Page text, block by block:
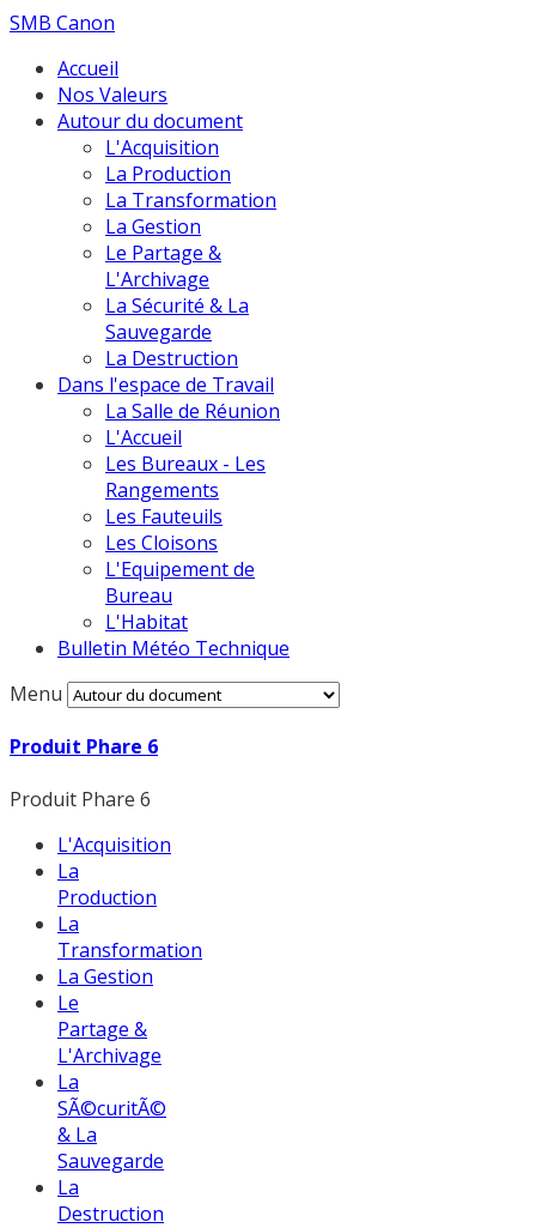
SMB Canon
Accueil
Nos Valeurs
Autour du document
L'Acquisition
La Production
La Transformation
La Gestion
Le Partage &
L'Archivage
La Sécurité & La
Sauvegarde
La Destruction
Dans l'espace de Travail
La Salle de Réunion
L'Accueil
Les Bureaux - Les
Rangements
Les Fauteuils
Les Cloisons
L'Equipement de
Bureau
L'Habitat
Bulletin Météo Technique
Menu
Produit Phare 6
Produit Phare 6
L'Acquisition
La
Production
La
Transformation
La Gestion
Le
Partage &
L'Archivage
La
SÃ©curitÃ©
& La
Sauvegarde
La
Destruction